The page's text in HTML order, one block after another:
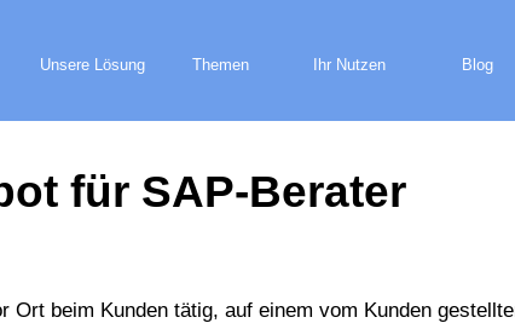
Unsere Lösung Themen Ihr Nutzen Blog
für SAP-Berater
Ort beim Kunden tätig, auf einem vom Kunden